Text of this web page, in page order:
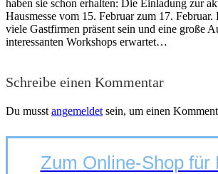
haben sie schon erhalten: Die Einladung zur
Hausmesse vom 15. Februar zum 17.
viele Gastfirmen präsent sein und eine große
interessanten Workshops erwartet…
Schreibe einen Kommentar
Du musst angemeldet sein, um einen
Zum Online-Shop für